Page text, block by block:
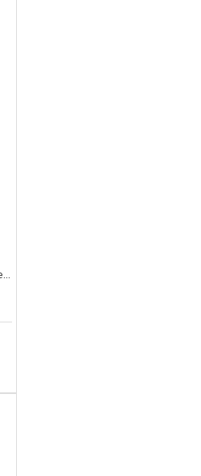
L'OREAL Paris Excellence 7.1 boja za kosu